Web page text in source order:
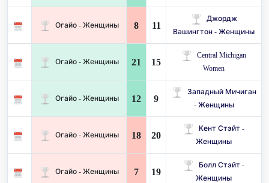
Огайо - Женщины 8 11
Джордж
Вашингтон - Женщины
Огайо - Женщины 21 15
Central Michigan
Women
Огайо - Женщины 12 9
Западный Мичиган
- Женщины
Огайо - Женщины 18 20
Кент Стэйт -
Женщины
Огайо - Женщины 7 19
Болл Стэйт -
Женщины